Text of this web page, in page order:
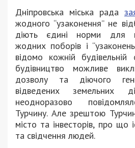
Дніпровська міська рада
жодного “узаконення” не
діють єдині норми для
жодних поборів і
відомо кожній будівельній
будівництво можливе
дозволу та діючого
відведених земельних
неодноразово
Турчину. Але зрештою
місто та інвесторів, про що
та свідчення людей.